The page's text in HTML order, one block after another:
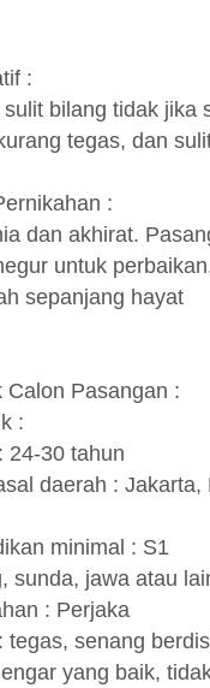
:
bilang tidak jika
tegas, dan
:
dan akhirat.
untuk
sepanjang hayat
Calon Pasangan :
:
24-30 tahun
daerah :
minimal : S1
sunda, jawa atau
: Perjaka
tegas, senang
yang baik,